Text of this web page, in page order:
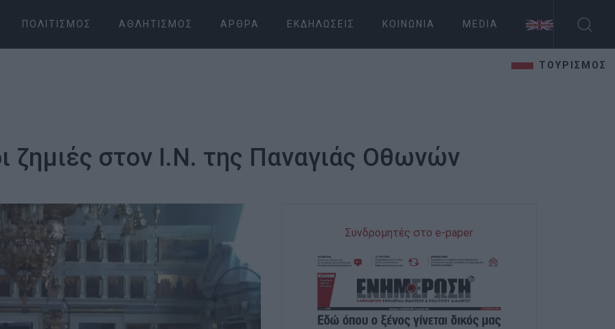
ΠΟΛΙΤΙΣΜΌΣ ΑΘΛΗΤΙΣΜΌΣ ΆΡΘΡΑ ΕΚΔΗΛΏΣΕΙΣ ΚΟΙΝΩΝΊΑ MEDIA
ΤΟΥΡΙΣΜΟΣ
ζημιές στον Ι.Ν. της Παναγιάς Οθωνών
Συνδρομητές στο e-paper